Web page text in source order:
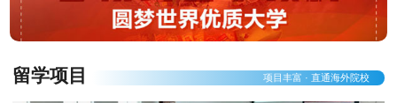
留学项目 项目丰富 · 直通海外院校